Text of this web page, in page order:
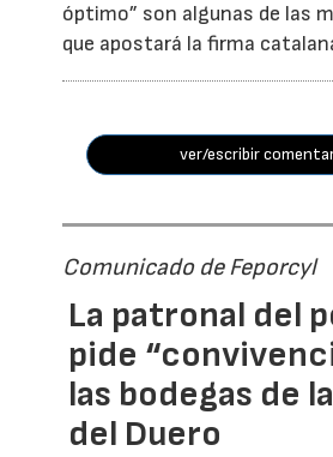
óptimo” son algunas de las
que apostará la firma
ver/escribir
Comunicado de Feporcyl
La patronal del
pide
las bodegas de
del Duero